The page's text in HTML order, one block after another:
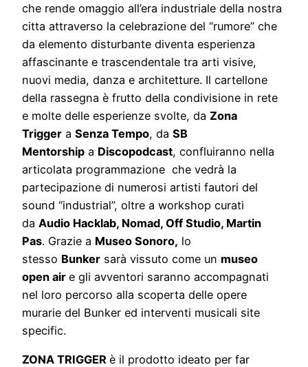
che rende omaggio all’era industriale della nostra
citta attraverso la celebrazione del “rumore” che
da elemento disturbante diventa esperienza
affascinante e trascendentale tra arti visive,
nuovi media, danza e architetture. Il cartellone
della rassegna è frutto della condivisione in rete
e molte delle esperienze svolte, da Zona
Trigger a Senza Tempo, da SB
Mentorship a Discopodcast, confluiranno nella
articolata programmazione che vedrà la
partecipazione di numerosi artisti fautori del
sound “industrial”, oltre a workshop curati
da Audio Hacklab, Nomad, Off Studio, Martin
Pas. Grazie a Museo Sonoro, lo
stesso Bunker sarà vissuto come un museo
open air e gli avventori saranno accompagnati
nel loro percorso alla scoperta delle opere
murarie del Bunker ed interventi musicali site
specific.
ZONA TRIGGER è il prodotto ideato per far